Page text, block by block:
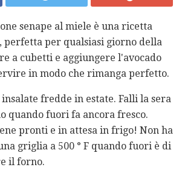
senape al miele è una ricetta
perfetta per qualsiasi giorno della
a cubetti e aggiungere l'avocado
in modo che rimanga perfetto.
fredde in estate. Falli la sera
quando fuori fa ancora fresco.
pronti e in attesa in frigo! Non ha
griglia a 500 ° F quando fuori è di
il forno.